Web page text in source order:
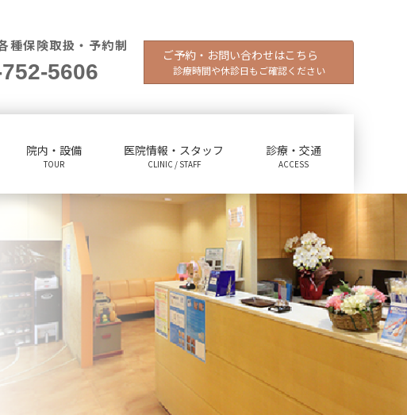
種保険取扱・予約制
5606
ご予約・お問い合わせはこちら
診療時間や休診日もご確認ください
院内・設備
TOUR
医院情報・スタッフ
CLINIC / STAFF
診療・交通
ACCESS